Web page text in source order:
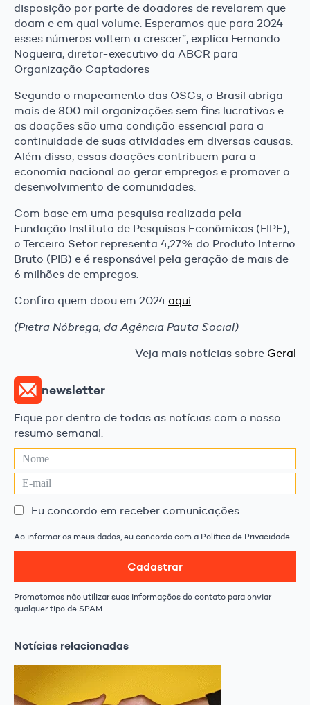
disposição por parte de doadores de revelarem que
doam e em qual volume. Esperamos que para 2024
esses números voltem a crescer”, explica Fernando
Nogueira, diretor-executivo da ABCR para
Organização Captadores
Segundo o mapeamento das OSCs, o Brasil abriga
mais de 800 mil organizações sem fins lucrativos e
as doações são uma condição essencial para a
continuidade de suas atividades em diversas causas.
Além disso, essas doações contribuem para a
economia nacional ao gerar empregos e promover o
desenvolvimento de comunidades.
Com base em uma pesquisa realizada pela
Fundação Instituto de Pesquisas Econômicas (FIPE),
o Terceiro Setor representa 4,27% do Produto Interno
Bruto (PIB) e é responsável pela geração de mais de
6 milhões de empregos.
Confira quem doou em 2024 aqui.
(Pietra Nóbrega, da Agência Pauta Social)
Veja mais notícias sobre Geral
newsletter
Fique por dentro de todas as notícias com o nosso
resumo semanal.
Eu concordo em receber comunicações.
Ao informar os meus dados, eu concordo com a Política de Privacidade.
Cadastrar
Prometemos não utilizar suas informações de contato para enviar
qualquer tipo de SPAM.
Notícias relacionadas